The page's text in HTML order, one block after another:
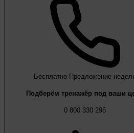
Бесплатно Предложение
Подберём тренажёр под ваши
0 800 330 295